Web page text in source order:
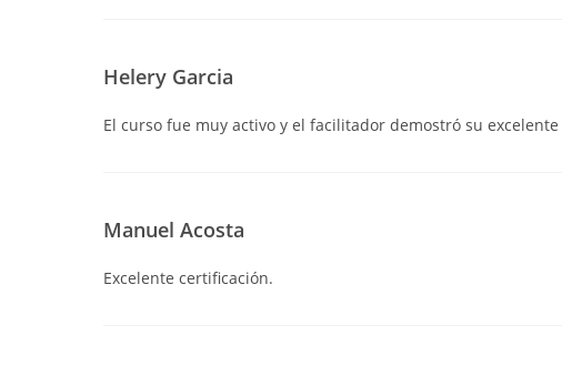
Helery Garcia
El curso fue muy activo y el facilitador demostró su
Manuel Acosta
Excelente certificación.